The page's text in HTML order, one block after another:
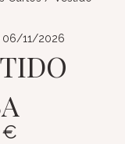
06/11/2026
€